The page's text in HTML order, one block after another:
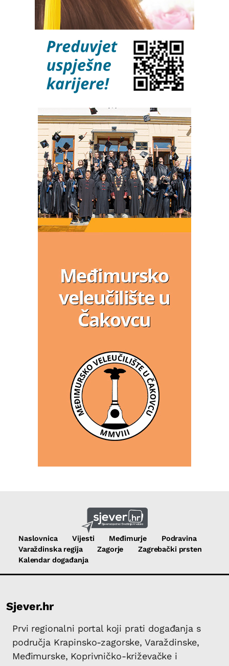
Naslovnica Vijesti Međimurje
Podravina
Varaždinska regija
Zagorje
Zagrebački prsten
Kalendar događanja
Sjever.hr
Prvi regionalni portal koji prati događanja s
područja Krapinsko-zagorske, Varaždinske,
Međimurske, Koprivničko-križevačke i